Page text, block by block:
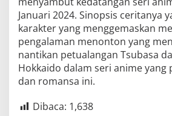
Januari 2024. Sinopsis ceritanya
karakter yang menggemaskan
pengalaman menonton yang
nantikan petualangan Tsubasa
Hokkaido dalam seri anime yang
dan romansa ini.
Dibaca: 1,638